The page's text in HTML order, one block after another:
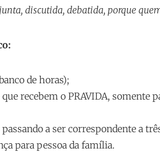
discutida, debatida, porque
de horas);
recebem o PRAVIDA,
a ser correspondente a
para pessoa da família.